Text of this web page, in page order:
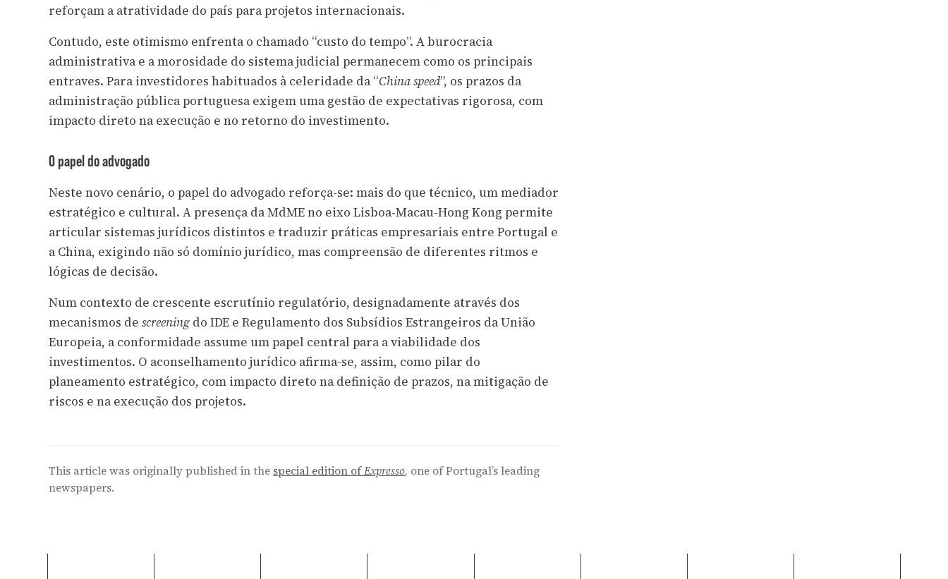
reforçam a atratividade do país para projetos internacionais.
Contudo, este otimismo enfrenta o chamado “custo do tempo”. A burocracia
administrativa e a morosidade do sistema judicial permanecem como os principais
entraves. Para investidores habituados à celeridade da “China speed”, os prazos da
administração pública portuguesa exigem uma gestão de expectativas rigorosa, com
impacto direto na execução e no retorno do investimento.
O papel do advogado
Neste novo cenário, o papel do advogado reforça-se: mais do que técnico, um mediador
estratégico e cultural. A presença da MdME no eixo Lisboa-Macau-Hong Kong permite
articular sistemas jurídicos distintos e traduzir práticas empresariais entre Portugal e
a China, exigindo não só domínio jurídico, mas compreensão de diferentes ritmos e
lógicas de decisão.
Num contexto de crescente escrutínio regulatório, designadamente através dos
mecanismos descreening do IDE e Regulamento dos Subsídios Estrangeiros da União
Europeia, a conformidade assume um papel central para a viabilidade dos
investimentos. O aconselhamento jurídico afirma-se, assim, como pilar do
planeamento estratégico, com impacto direto na definição de prazos, na mitigação de
riscos e na execução dos projetos.
This article was originally published in the special edition ofExpresso, one of Portugal’s leading
newspapers.